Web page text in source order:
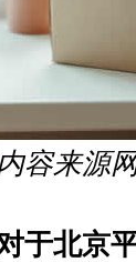
容来源
于北京